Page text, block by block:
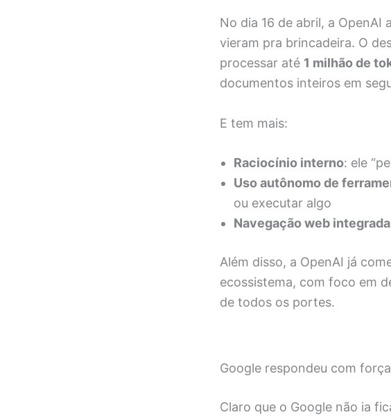
No dia 16 de abril, a OpenAI
vieram pra brincadeira. O
processar até 1 milhão de
documentos inteiros em
E tem mais:
Raciocínio interno: ele
Uso autônomo de
ou executar algo
Navegação web integrada
Além disso, a OpenAI já
ecossistema, com foco em
de todos os portes.
Google respondeu com
Claro que o Google não ia